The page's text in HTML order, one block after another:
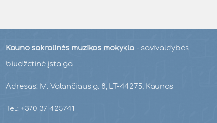
Kauno sakralinės muzikos mokykla - savivaldybės
biudžetinė įstaiga
Adresas: M. Valančiaus g. 8, LT-44275, Kaunas
Tel.: +370 37 425741